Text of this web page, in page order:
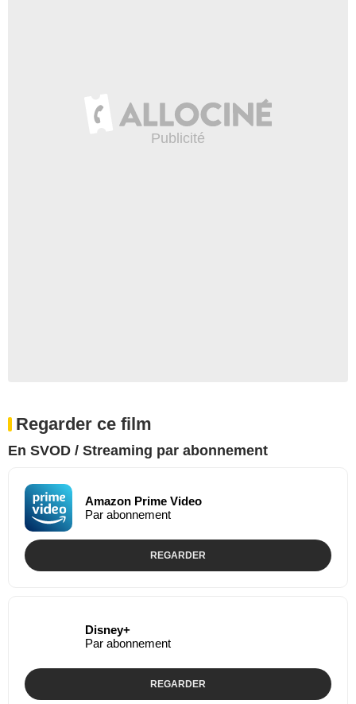
Regarder ce film
En SVOD / Streaming par abonnement
Amazon Prime Video
Par abonnement
REGARDER
Disney+
Par abonnement
REGARDER